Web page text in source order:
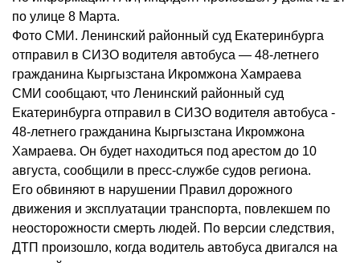
по улице 8 Марта.
Фото СМИ. Ленинский районный суд Екатеринбурга
отправил в СИЗО водителя автобуса — 48-летнего
гражданина Кыргызстана Икромжона Хамраева
СМИ сообщают, что Ленинский районный суд
Екатеринбурга отправил в СИЗО водителя автобуса -
48-летнего гражданина Кыргызстана Икромжона
Хамраева. Он будет находиться под арестом до 10
августа, сообщили в пресс-службе судов региона.
Его обвиняют в нарушении Правил дорожного
движения и эксплуатации транспорта, повлекшем по
неосторожности смерть людей. По версии следствия,
ДТП произошло, когда водитель автобуса двигался на